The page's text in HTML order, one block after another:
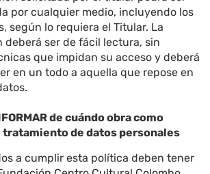
por cualquier medio, incluyendo los
según lo requiera el Titular. La
deberá ser de fácil lectura, sin
que impidan su acceso y deberá
en un todo a aquella que repose en
de cuándo obra como
tratamiento de datos personales
a cumplir esta política deben tener